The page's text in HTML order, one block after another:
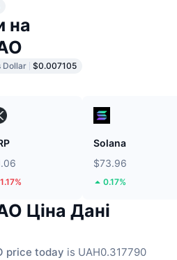
на
Dollar $0.007105
1.17%
Solana
$73.96
0.17%
Ціна Дані
price today is UAH0.317790